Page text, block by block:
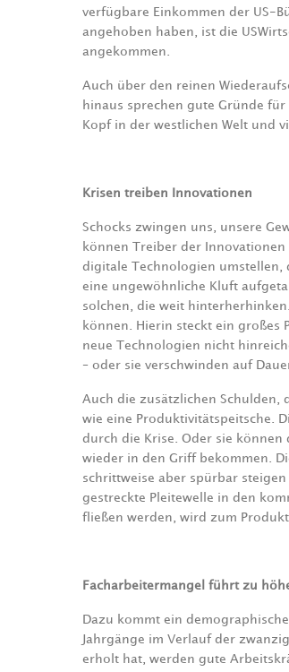
verfügbare Einkommen der US-
angehoben haben, ist die
angekommen.
Auch über den reinen
hinaus sprechen gute Gründe
Kopf in der westlichen Welt und
Krisen treiben Innovationen
Schocks zwingen uns, unsere
können Treiber der
digitale Technologien umstellen,
eine ungewöhnliche Kluft
solchen, die weit
können. Hierin steckt ein großes
neue Technologien nicht
– oder sie verschwinden auf
Auch die zusätzlichen Schulden,
wie eine Produktivitätspeitsche.
durch die Krise. Oder sie können
wieder in den Griff bekommen.
schrittweise aber spürbar
gestreckte Pleitewelle in den
fließen werden, wird zum
Facharbeitermangel führt zu
Dazu kommt ein
Jahrgänge im Verlauf der
erholt hat, werden gute